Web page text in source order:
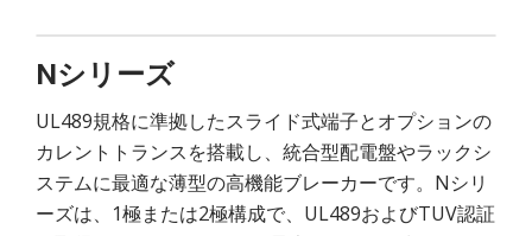
Nシリーズ
UL489規格に準拠したスライド式端子とオプションの
カレントトランスを搭載し、統合型配電盤やラックシ
ステムに最適な薄型の高機能ブレーカーです。Nシリ
ーズは、1極または2極構成で、UL489およびTUV認証